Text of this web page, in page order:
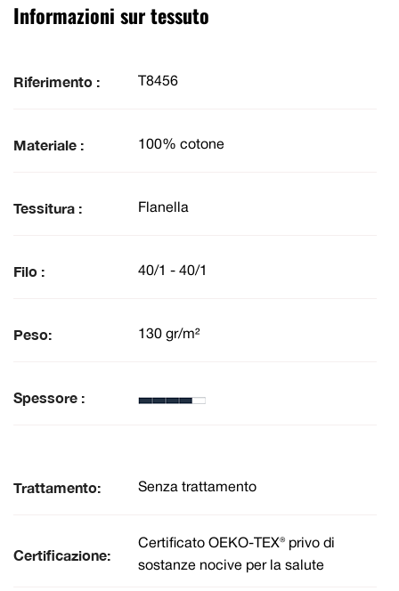
Informazioni sur tessuto
Riferimento : T8456
Materiale : 100% cotone
Tessitura : Flanella
Filo : 40/1 - 40/1
Peso: 130 gr/m²
Spessore :
Trattamento: Senza trattamento
Certificazione:
Certificato OEKO-TEX® privo di
sostanze nocive per la salute